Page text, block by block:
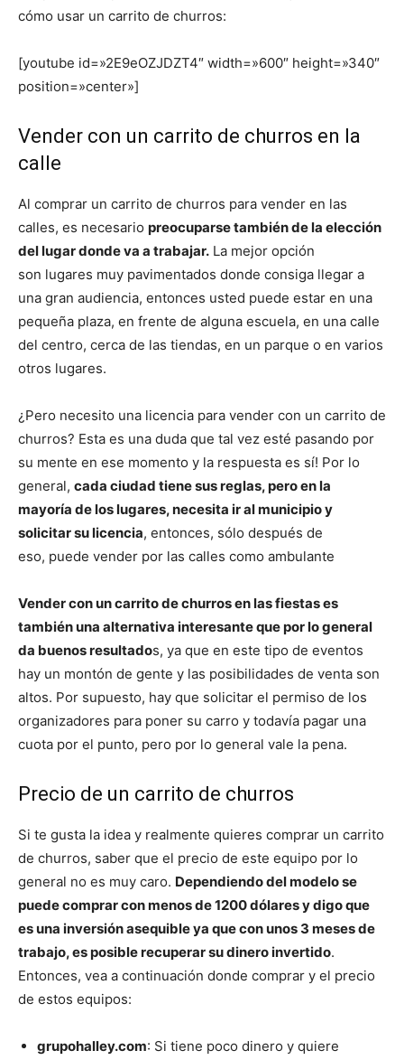
cómo usar un carrito de churros:
[youtube id=»2E9eOZJDZT4″ width=»600″ height=»340″
position=»center»]
Vender con un carrito de churros en la
calle
Al comprar un carrito de churros para vender en las
calles, es necesario preocuparse también de la elección
del lugar donde va a trabajar. La mejor opción
son lugares muy pavimentados donde consiga llegar a
una gran audiencia, entonces usted puede estar en una
pequeña plaza, en frente de alguna escuela, en una calle
del centro, cerca de las tiendas, en un parque o en varios
otros lugares.
¿Pero necesito una licencia para vender con un carrito de
churros? Esta es una duda que tal vez esté pasando por
su mente en ese momento y la respuesta es sí! Por lo
general, cada ciudad tiene sus reglas, pero en la
mayoría de los lugares, necesita ir al municipio y
solicitar su licencia, entonces, sólo después de
eso, puede vender por las calles como ambulante
Vender con un carrito de churros en las fiestas es
también una alternativa interesante que por lo general
da buenos resultados, ya que en este tipo de eventos
hay un montón de gente y las posibilidades de venta son
altos. Por supuesto, hay que solicitar el permiso de los
organizadores para poner su carro y todavía pagar una
cuota por el punto, pero por lo general vale la pena.
Precio de un carrito de churros
Si te gusta la idea y realmente quieres comprar un carrito
de churros, saber que el precio de este equipo por lo
general no es muy caro. Dependiendo del modelo se
puede comprar con menos de 1200 dólares y digo que
es una inversión asequible ya que con unos 3 meses de
trabajo, es posible recuperar su dinero invertido.
Entonces, vea a continuación donde comprar y el precio
de estos equipos:
grupohalley.com: Si tiene poco dinero y quiere